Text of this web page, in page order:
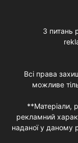
З питань
Всі права
можливе
**Матеріали,
рекламний
наданої у даному